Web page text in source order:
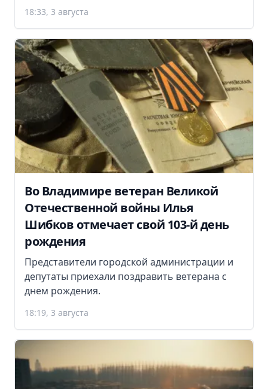
18:33, 3 августа
Во Владимире ветеран Великой
Отечественной войны Илья
Шибков отмечает свой 103-й день
рождения
Представители городской администрации и
депутаты приехали поздравить ветерана с
днем рождения.
18:19, 3 августа